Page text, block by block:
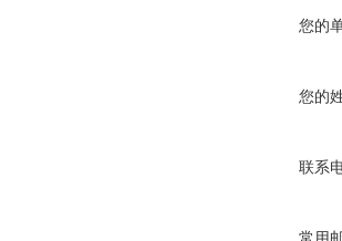
您的
您的
联系